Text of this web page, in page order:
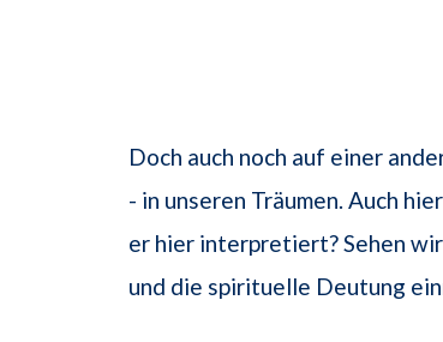
Doch auch noch auf einer
- in unseren Träumen. Auch
er hier interpretiert? Sehen
und die spirituelle Deutung